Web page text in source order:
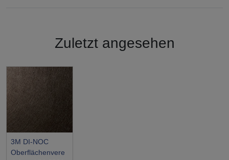
Zuletzt angesehen
3M DI-NOC
Oberflächenvere